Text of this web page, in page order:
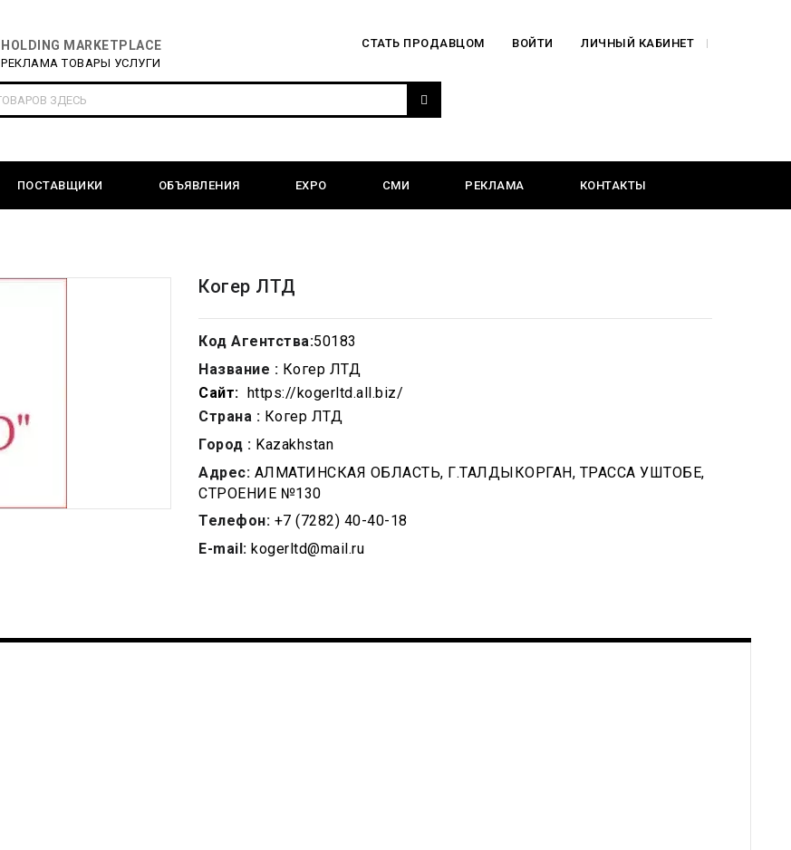
HOLDING MARKETPLACE
РЕКЛАМА ТОВАРЫ УСЛУГИ
СТАТЬ ПРОДАВЦОМ ВОЙТИ ЛИЧНЫЙ КАБИНЕТ
ПОСТАВЩИКИ ОБЪЯВЛЕНИЯ EXPO СМИ РЕКЛАМА КОНТАКТЫ
Когер ЛТД
Код Агентства:50183
Название : Когер ЛТД
Сайт: https://kogerltd.all.biz/
Страна : Когер ЛТД
Город : Kazakhstan
Адрес: АЛМАТИНСКАЯ ОБЛАСТЬ, Г.ТАЛДЫКОРГАН, ТРАССА УШТОБЕ,
СТРОЕНИЕ №130
Телефон: +7 (7282) 40-40-18
E-mail: kogerltd@mail.ru